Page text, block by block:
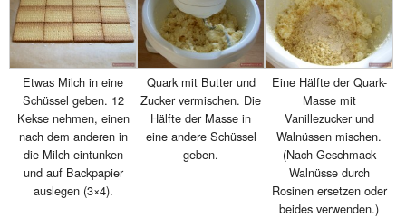
Etwas Milch in eine
Schüssel geben. 12
Kekse nehmen, einen
nach dem anderen in
die Milch eintunken
und auf Backpapier
auslegen (3×4).
Quark mit Butter und
Zucker vermischen. Die
Hälfte der Masse in
eine andere Schüssel
geben.
Eine Hälfte der Quark-
Masse mit
Vanillezucker und
Walnüssen mischen.
(Nach Geschmack
Walnüsse durch
Rosinen ersetzen oder
beides verwenden.)